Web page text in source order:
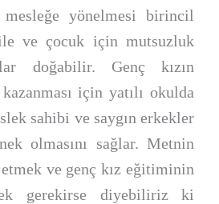
mesleğe yönelmesi birincil
ve çocuk için mutsuzluk
doğabilir. Genç kızın
için yatılı okulda
sahibi ve saygın erkekler
olmasını sağlar. Metnin
ve genç kız eğitiminin
gerekirse diyebiliriz ki